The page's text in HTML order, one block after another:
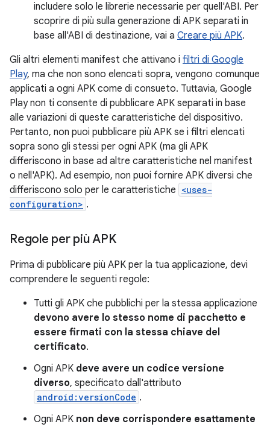
includere solo le librerie necessarie per quell'ABI. Per
scoprire di più sulla generazione di APK separati in
base all'ABI di destinazione, vai a Creare più APK.
Gli altri elementi manifest che attivano i filtri di Google
Play, ma che non sono elencati sopra, vengono comunque
applicati a ogni APK come di consueto. Tuttavia, Google
Play non ti consente di pubblicare APK separati in base
alle variazioni di queste caratteristiche del dispositivo.
Pertanto, non puoi pubblicare più APK se i filtri elencati
sopra sono gli stessi per ogni APK (ma gli APK
differiscono in base ad altre caratteristiche nel manifest
o nell'APK). Ad esempio, non puoi fornire APK diversi che
differiscono solo per le caratteristiche <uses-
configuration> .
Regole per più APK
Prima di pubblicare più APK per la tua applicazione, devi
comprendere le seguenti regole:
Tutti gli APK che pubblichi per la stessa applicazione
devono avere lo stesso nome di pacchetto e
essere firmati con la stessa chiave del
certificato.
Ogni APK deve avere un codice versione
diverso, specificato dall'attributo
android:versionCode .
Ogni APK non deve corrispondere esattamente